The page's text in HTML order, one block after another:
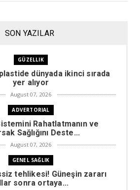
SON YAZILAR
GÜZELLIK
dünyada ikinci sırada
yer alıyor
August 07, 2026
ADVERTORIAL
Rahatlatmanın ve
Sağlığını Deste...
August 07, 2026
GENEL SAĞLIK
tehlikesi! Güneşin zararı
sonra ortaya...